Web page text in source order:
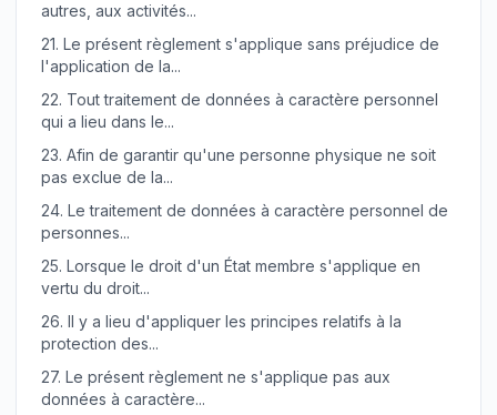
autres, aux activités...
21. Le présent règlement s'applique sans préjudice de
l'application de la...
22. Tout traitement de données à caractère personnel
qui a lieu dans le...
23. Afin de garantir qu'une personne physique ne soit
pas exclue de la...
24. Le traitement de données à caractère personnel de
personnes...
25. Lorsque le droit d'un État membre s'applique en
vertu du droit...
26. Il y a lieu d'appliquer les principes relatifs à la
protection des...
27. Le présent règlement ne s'applique pas aux
données à caractère...